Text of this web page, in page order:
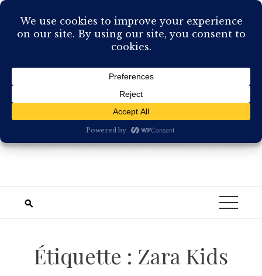
Skip
content
Étiquette : Zara Kids